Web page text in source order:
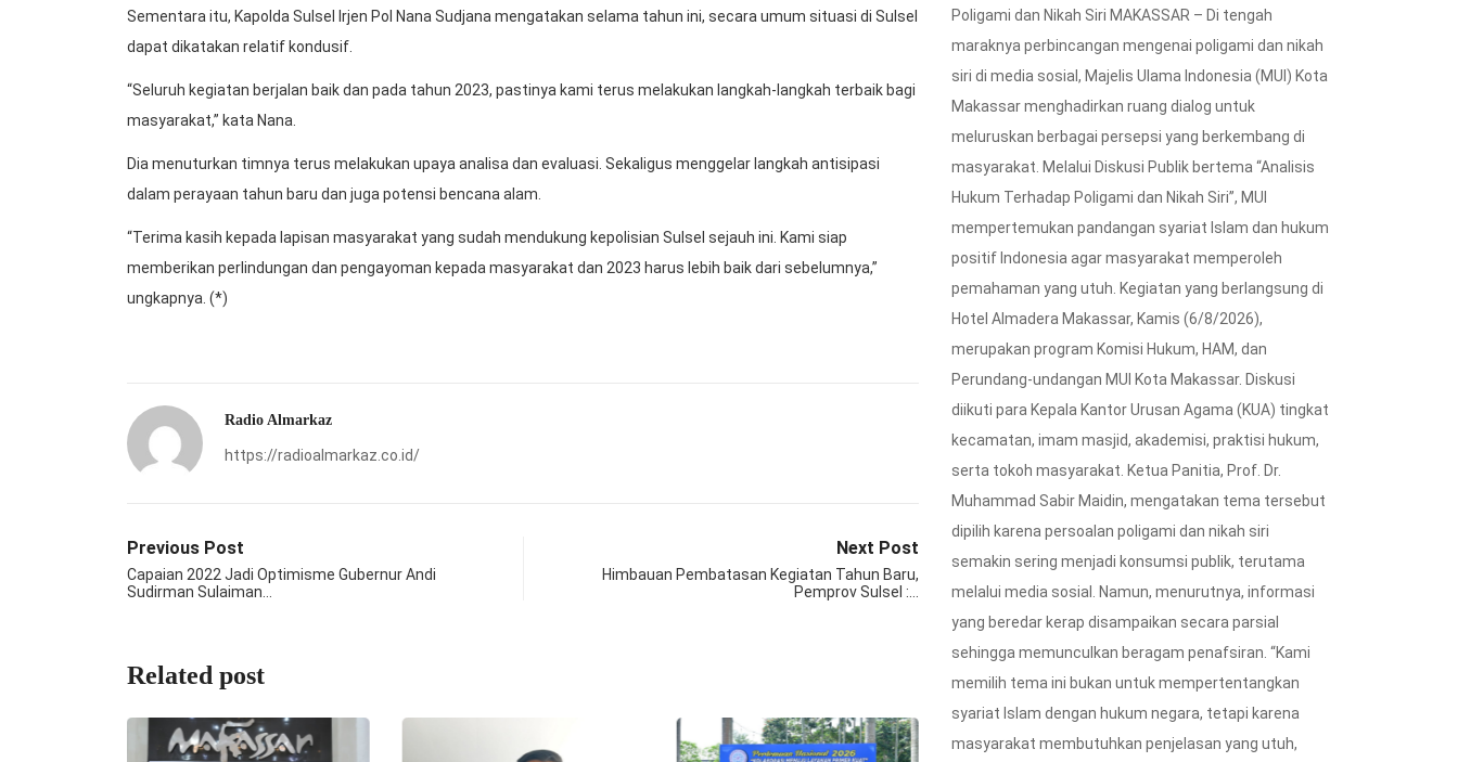
Sementara itu, Kapolda Sulsel Irjen Pol Nana Sudjana mengatakan selama tahun ini, secara umum situasi di Sulsel
dapat dikatakan relatif kondusif.
“Seluruh kegiatan berjalan baik dan pada tahun 2023, pastinya kami terus melakukan langkah-langkah terbaik bagi
masyarakat,” kata Nana.
Dia menuturkan timnya terus melakukan upaya analisa dan evaluasi. Sekaligus menggelar langkah antisipasi
dalam perayaan tahun baru dan juga potensi bencana alam.
“Terima kasih kepada lapisan masyarakat yang sudah mendukung kepolisian Sulsel sejauh ini. Kami siap
memberikan perlindungan dan pengayoman kepada masyarakat dan 2023 harus lebih baik dari sebelumnya,”
ungkapnya. (*)
Radio Almarkaz
https://radioalmarkaz.co.id/
Previous Post
Capaian 2022 Jadi Optimisme Gubernur Andi
Sudirman Sulaiman…
Next Post
Himbauan Pembatasan Kegiatan Tahun Baru,
Pemprov Sulsel :…
Related post
Poligami dan Nikah Siri MAKASSAR – Di tengah
maraknya perbincangan mengenai poligami dan nikah
siri di media sosial, Majelis Ulama Indonesia (MUI) Kota
Makassar menghadirkan ruang dialog untuk
meluruskan berbagai persepsi yang berkembang di
masyarakat. Melalui Diskusi Publik bertema “Analisis
Hukum Terhadap Poligami dan Nikah Siri”, MUI
mempertemukan pandangan syariat Islam dan hukum
positif Indonesia agar masyarakat memperoleh
pemahaman yang utuh. Kegiatan yang berlangsung di
Hotel Almadera Makassar, Kamis (6/8/2026),
merupakan program Komisi Hukum, HAM, dan
Perundang-undangan MUI Kota Makassar. Diskusi
diikuti para Kepala Kantor Urusan Agama (KUA) tingkat
kecamatan, imam masjid, akademisi, praktisi hukum,
serta tokoh masyarakat. Ketua Panitia, Prof. Dr.
Muhammad Sabir Maidin, mengatakan tema tersebut
dipilih karena persoalan poligami dan nikah siri
semakin sering menjadi konsumsi publik, terutama
melalui media sosial. Namun, menurutnya, informasi
yang beredar kerap disampaikan secara parsial
sehingga memunculkan beragam penafsiran. “Kami
memilih tema ini bukan untuk mempertentangkan
syariat Islam dengan hukum negara, tetapi karena
masyarakat membutuhkan penjelasan yang utuh,